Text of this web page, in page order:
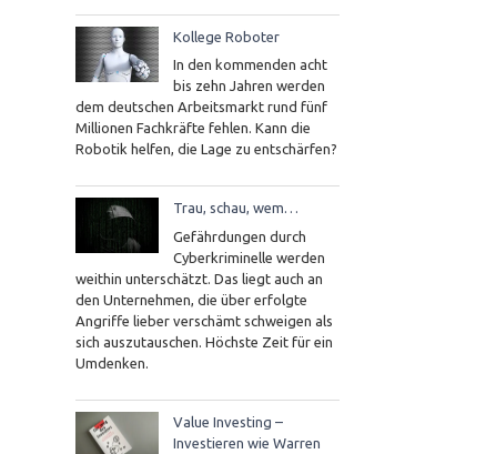
Kollege Roboter
In den kommenden acht
bis zehn Jahren werden
dem deutschen Arbeitsmarkt rund fünf
Millionen Fachkräfte fehlen. Kann die
Robotik helfen, die Lage zu entschärfen?
Trau, schau, wem…
Gefährdungen durch
Cyberkriminelle werden
weithin unterschätzt. Das liegt auch an
den Unternehmen, die über erfolgte
Angriffe lieber verschämt schweigen als
sich auszutauschen. Höchste Zeit für ein
Umdenken.
Value Investing –
Investieren wie Warren